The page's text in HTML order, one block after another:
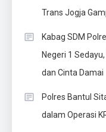
Trans Jogja
Kabag SDM
Negeri 1
dan Cinta Damai
Polres Bantul
dalam Operasi